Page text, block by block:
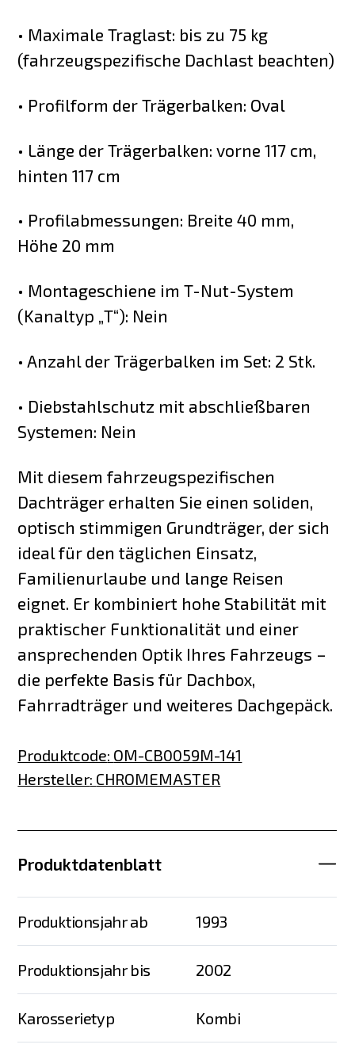
• Maximale Traglast: bis zu 75 kg
(fahrzeugspezifische Dachlast beachten)
• Profilform der Trägerbalken: Oval
• Länge der Trägerbalken: vorne 117 cm,
hinten 117 cm
• Profilabmessungen: Breite 40 mm,
Höhe 20 mm
• Montageschiene im T-Nut-System
(Kanaltyp „T“): Nein
• Anzahl der Trägerbalken im Set: 2 Stk.
• Diebstahlschutz mit abschließbaren
Systemen: Nein
Mit diesem fahrzeugspezifischen
Dachträger erhalten Sie einen soliden,
optisch stimmigen Grundträger, der sich
ideal für den täglichen Einsatz,
Familienurlaube und lange Reisen
eignet. Er kombiniert hohe Stabilität mit
praktischer Funktionalität und einer
ansprechenden Optik Ihres Fahrzeugs –
die perfekte Basis für Dachbox,
Fahrradträger und weiteres Dachgepäck.
Produktcode: OM-CB0059M-141
Hersteller: CHROMEMASTER
Produktdatenblatt
Produktionsjahr ab 1993
Produktionsjahr bis 2002
Karosserietyp Kombi